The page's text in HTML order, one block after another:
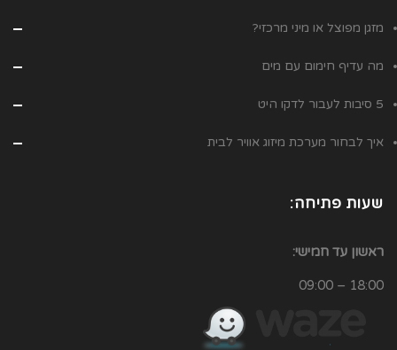
מזגן מפוצל או מיני מרכזי?
מה עדיף חימום עם מים
5 סיבות לעבור לדקו היט
איך לבחור מערכת מיזוג אוויר לבית
שעות פתיחה:
ראשון עד חמישי:
18:00 – 09:00